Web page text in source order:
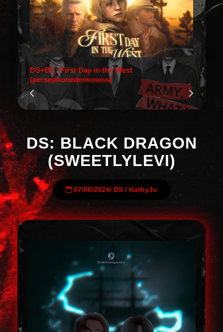
DS+BC: First Day in the West
(persephonedemoness)
DS: BLACK DRAGON
(SWEETLYLEVI)
07/06/2024/ DS / KathyJu